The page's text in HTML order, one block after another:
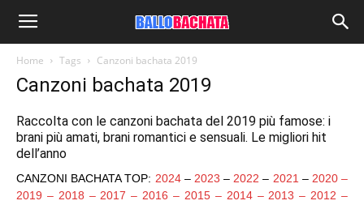
Home Tags Canzoni bachata 2019
Canzoni bachata 2019
Raccolta con le canzoni bachata del 2019 più famose: i
brani più amati, brani romantici e sensuali. Le migliori hit
dell’anno
CANZONI BACHATA TOP: 2024– 2023 – 2022 – 2021 – 2020–
2019 – 2018 – 2017 – 2016 – 2015– 2014– 2013 – 2012 –